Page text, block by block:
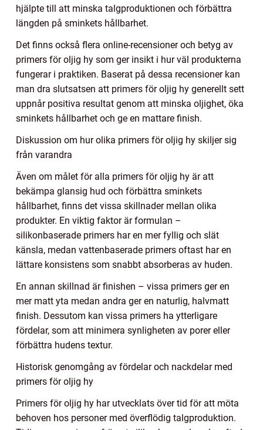
hjälpte till att minska talgproduktionen och förbättra
längden på sminkets hållbarhet.
Det finns också flera online-recensioner och betyg av
primers för oljig hy som ger insikt i hur väl produkterna
fungerar i praktiken. Baserat på dessa recensioner kan
man dra slutsatsen att primers för oljig hy generellt sett
uppnår positiva resultat genom att minska oljighet, öka
sminkets hållbarhet och ge en mattare finish.
Diskussion om hur olika primers för oljig hy skiljer sig
från varandra
Även om målet för alla primers för oljig hy är att
bekämpa glansig hud och förbättra sminkets
hållbarhet, finns det vissa skillnader mellan olika
produkter. En viktig faktor är formulan –
silikonbaserade primers har en mer fyllig och slät
känsla, medan vattenbaserade primers oftast har en
lättare konsistens som snabbt absorberas av huden.
En annan skillnad är finishen – vissa primers ger en
mer matt yta medan andra ger en naturlig, halvmatt
finish. Dessutom kan vissa primers ha ytterligare
fördelar, som att minimera synligheten av porer eller
förbättra hudens textur.
Historisk genomgång av fördelar och nackdelar med
primers för oljig hy
Primers för oljig hy har utvecklats över tid för att möta
behoven hos personer med överflödig talgproduktion.